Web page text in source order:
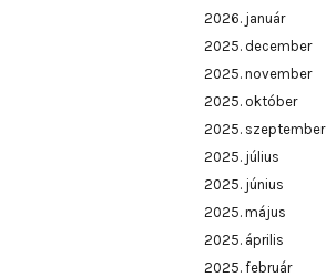
2026. január
2025. december
2025. november
2025. október
2025. szeptember
2025. július
2025. június
2025. május
2025. április
2025. február